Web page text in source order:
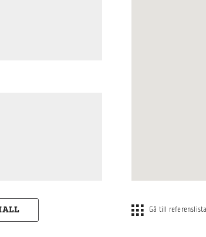
Gå till referenslista